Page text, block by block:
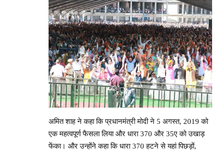
अमित शाह ने कहा कि प्रधानमंत्री मोदी ने 5 अगस्त, 2019 को
एक महत्वपूर्ण फैसला लिया और धारा 370 और 35ए को उखाड़
फेंका। और उन्होंने कहा कि धारा 370 हटने से यहां पिछड़ों,